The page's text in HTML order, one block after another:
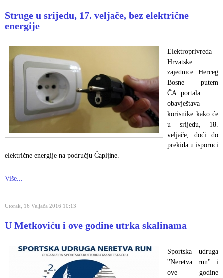
Struge u srijedu, 17. veljače, bez električne
energije
Elektroprivreda
Hrvatske
zajednice Herceg
Bosne putem
ČA::portala
obavještava
korisnike kako će
u srijedu, 18.
veljače, doći do
prekida u isporuci
električne energije na području Čapljine.
Više...
Utorak, 16 Veljača 2016 10:13
U Metkoviću i ove godine utrka skalinama
Sportska udruga
''Neretva run'' i
ove godine